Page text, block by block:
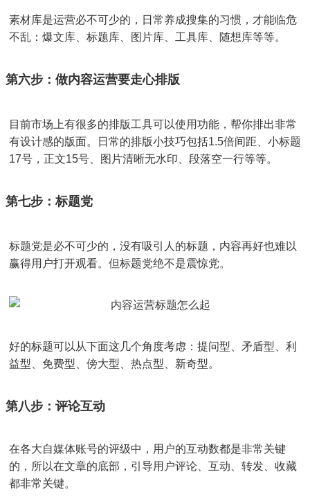
素材库是运营必不可少的，日常养成搜集的习惯，才能临危
不乱：爆文库、标题库、图片库、工具库、随想库等等。
第六步：做内容运营要走心排版
目前市场上有很多的排版工具可以使用功能，帮你排出非常
有设计感的版面。日常的排版小技巧包括1.5倍间距、小标题
17号，正文15号、图片清晰无水印、段落空一行等等。
第七步：标题党
标题党是必不可少的，没有吸引人的标题，内容再好也难以
赢得用户打开观看。但标题党绝不是震惊党。
好的标题可以从下面这几个角度考虑：提问型、矛盾型、利
益型、免费型、傍大型、热点型、新奇型。
第八步：评论互动
在各大自媒体账号的评级中，用户的互动数都是非常关键
的，所以在文章的底部，引导用户评论、互动、转发、收藏
都非常关键。